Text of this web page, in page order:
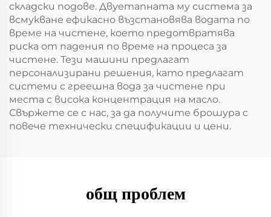
складски подове. Двуетапната му система за
всмукване ефикасно възстановява водата по
време на чистене, което предотвратява
риска от падения по време на процеса за
чистене. Тези машини предлагат
персонализирани решения, като предлагат
системи с греешна вода за чистене при
места с висока концентрация на масло.
Свържете се с нас, за да получите брошура с
повече технически спецификации и цени.
общ проблем